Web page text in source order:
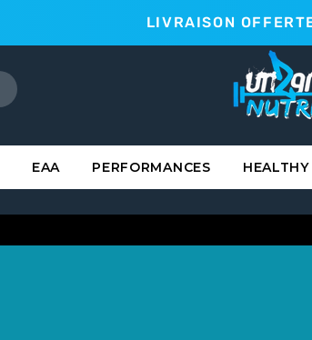
LIVRAISON
EAA PERFORMANCES